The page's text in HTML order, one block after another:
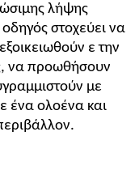
λήψης
στοχεύει να
ε την
να προωθήσουν
με
ένα ολοένα και